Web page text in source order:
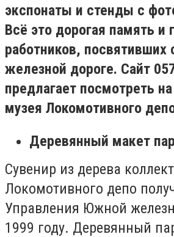
экспонаты и стенды с
Всё это дорогая память и
работников,
железной дороге. Сайт
предлагает посмотреть
музея Локомотивного
Деревянный макет
Сувенир из дерева
Локомотивного депо
Управления Южной
1999 году. Деревянный